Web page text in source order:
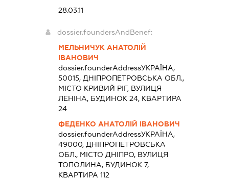
28.03.11
dossier.foundersAndBenef:
МЕЛЬНИЧУК АНАТОЛІЙ
ІВАНОВИЧ
dossier.founderAddressУКРАЇНА,
50015, ДНІПРОПЕТРОВСЬКА ОБЛ.,
МІСТО КРИВИЙ РІГ, ВУЛИЦЯ
ЛЕНІНА, БУДИНОК 24, КВАРТИРА
24
ФЕДЕНКО АНАТОЛІЙ ІВАНОВИЧ
dossier.founderAddressУКРАЇНА,
49000, ДНІПРОПЕТРОВСЬКА
ОБЛ., МІСТО ДНІПРО, ВУЛИЦЯ
ТОПОЛИНА, БУДИНОК 7,
КВАРТИРА 112